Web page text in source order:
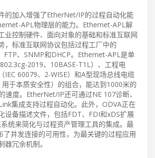
的加入增强了EtherNet/IP的过程自动化能
APL物理层的能力。Ethernet-APL解
业控制硬件、面向对象的基础和标准互联网
，标准互联网协议包括过程工厂中的
FTP、SNMP和DHCP。Ethernet-APL是单
2019、10BASE-T1L）、工程电
IEC 60079、2-WISE）和A型现场总线电缆
用于本质安全性）的组合，能达到1000米的
速度。EtherNet/IP还可通过NE 107诊断、
集成支持过程自动化。此外，ODVA正在
设备描述文件，包括FDT、FDI和xDS扩展
统来简化与过程资产管理工具的集成。最
了并发连接的可用性，为最关键的过程应用
器冗余机制。